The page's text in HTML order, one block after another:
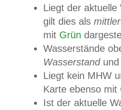
Liegt der
gilt dies als
mit Grün
Wasserstände
Wasserstandund
Liegt kein MHW
Karte ebenso mit
Ist der aktuelle